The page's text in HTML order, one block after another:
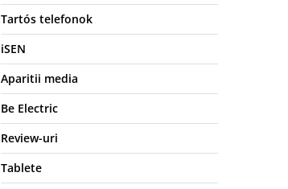
Tartós telefonok
iSEN
Aparitii media
Be Electric
Review-uri
Tablete